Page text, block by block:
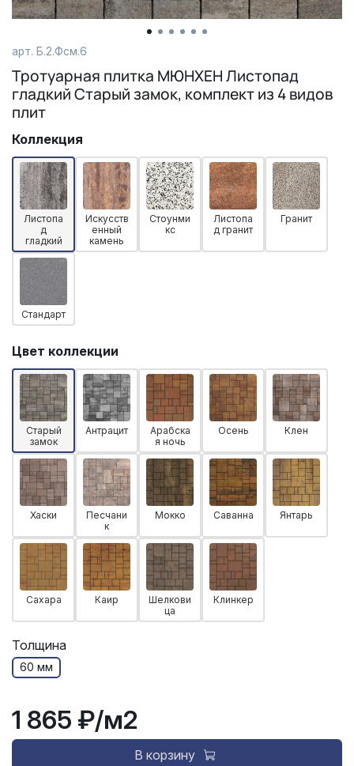
арт. Б.2.Фсм.6
Тротуарная плитка МЮНХЕН Листопад
гладкий Старый замок, комплект из 4 видов
плит
Коллекция
Листопа
д
гладкий
Искусств
енный
камень
Стоунми
кс
Листопа
д гранит
Гранит
Стандарт
Цвет коллекции
Старый
замок
Антрацит
Арабска
я ночь
Осень Клен
Хаски
Песчани
к
Мокко Саванна Янтарь
Сахара Каир
Шелкови
ца
Клинкер
Толщина
60 мм
1 865 ₽/м2
В корзину